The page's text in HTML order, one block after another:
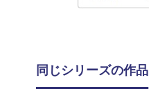
同じシリーズの作品